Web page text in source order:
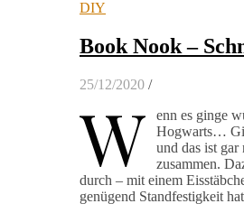
DIY
Book Nook –
25/12/2020 /
W
enn es ginge
Hogwarts…
und das ist gar
zusammen.
durch – mit einem
genügend Standfestigkeit